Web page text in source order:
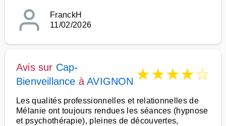
FranckH
11/02/2026
Avis sur Cap-
Bienveillance àAVIGNON ★★★★☆
Les qualités professionnelles et relationnelles de
Mélanie ont toujours rendues les séances (hypnose
et psychothérapie), pleines de découvertes,